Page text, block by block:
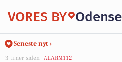
VORES BY Odense
Seneste nyt ›
3 timer siden | ALARM112